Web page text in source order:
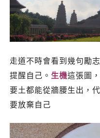
走道不時會看到幾句勵
提醒自己。 生機這張圖
要土都能從牆腰生出，
要放棄自己